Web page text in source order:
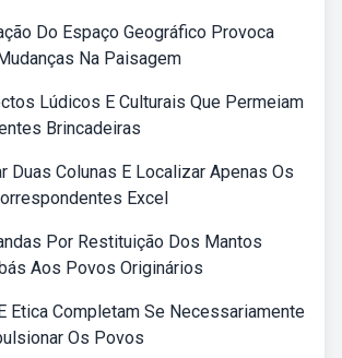
Do Espaço Geográfico Provoca
Na Paisagem
Lúdicos E Culturais Que Permeiam
Brincadeiras
Duas Colunas E Localizar Apenas Os
Excel
Por Restituição Dos Mantos
Aos Povos Originários
Etica Completam Se Necessariamente
Os Povos